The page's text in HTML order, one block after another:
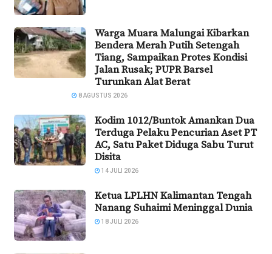
Warga Muara Malungai Kibarkan
Bendera Merah Putih Setengah
Tiang, Sampaikan Protes Kondisi
Jalan Rusak; PUPR Barsel
Turunkan Alat Berat
8 AGUSTUS 2026
Kodim 1012/Buntok Amankan Dua
Terduga Pelaku Pencurian Aset PT
AC, Satu Paket Diduga Sabu Turut
Disita
14 JULI 2026
Ketua LPLHN Kalimantan Tengah
Nanang Suhaimi Meninggal Dunia
18 JULI 2026